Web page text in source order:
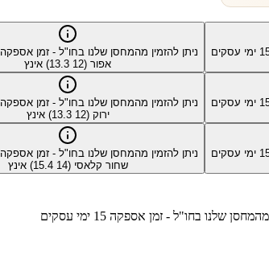
ימי עסקים
ניתן להזמין מהמחסן שלנו בחו"ל - זמן אספקה
אפור (12 13.3) אינץ
ימי עסקים
ניתן להזמין מהמחסן שלנו בחו"ל - זמן אספקה
ירוק (12 13.3) אינץ
ימי עסקים
ניתן להזמין מהמחסן שלנו בחו"ל - זמן אספקה
שחור קלאסי (14 15.4) אינץ
מהמחסן שלנו בחו"ל - זמן אספקה 15 ימי עסקים